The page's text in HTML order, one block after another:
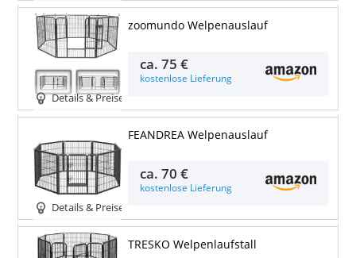
Details & Preise
zoomundo Welpenauslauf
ca.75 €
kostenlose Lieferung
Details & Preise
FEANDREA Welpenauslauf
ca.70 €
kostenlose Lieferung
TRESKO Welpenlaufstall